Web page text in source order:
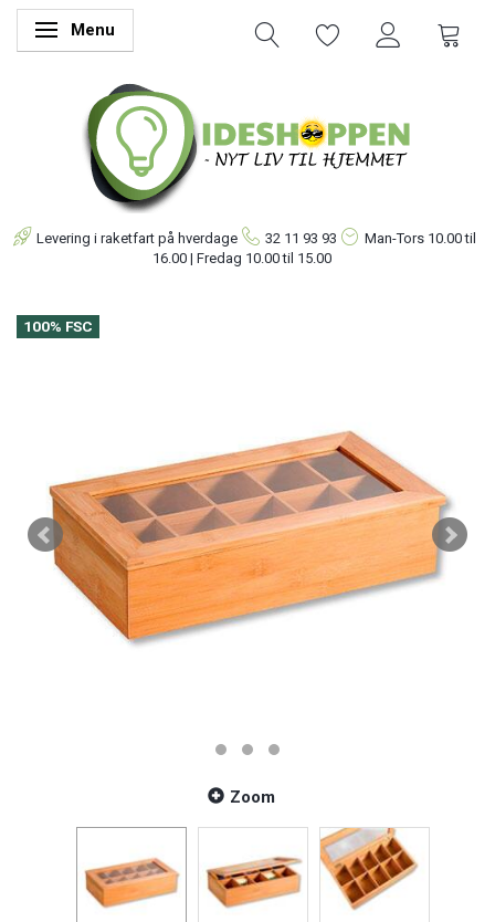
Skifte navigation
Menu
Levering i raketfart på hverdage 32 11 93 93 Man-Tors 10.00 til
16.00 | Fredag 10.00 til 15.00
100% FSC
Zoom